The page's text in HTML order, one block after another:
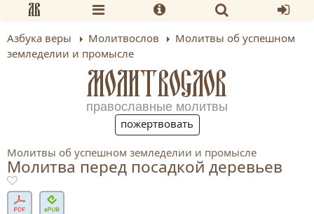
Азбука веры Молитвослов
Молитвы об успешном
земледелии и промысле
МОЛИТВОСЛОВ
православные молитвы
пожертвовать
Молитвы об успешном земледелии и промысле
Молитва перед посадкой деревьев